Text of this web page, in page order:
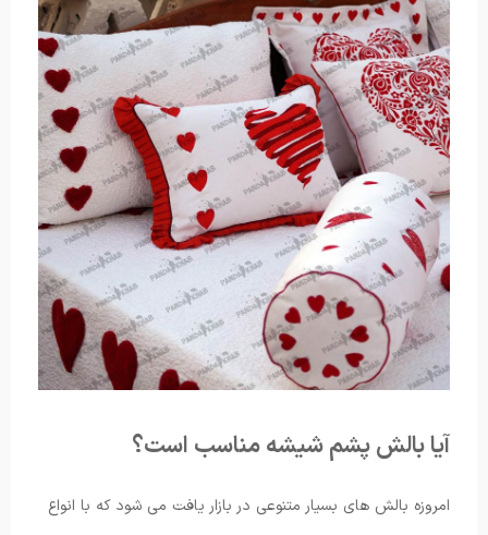
آیا بالش پشم شیشه مناسب است؟
امروزه بالش های بسیار متنوعی در بازار یافت می شود که با انواع